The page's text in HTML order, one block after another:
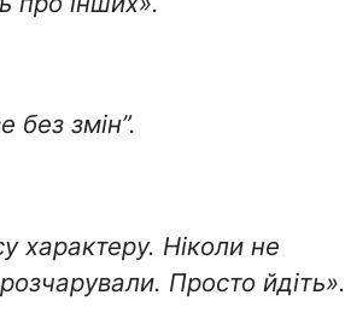
без змін”.
характеру. Ніколи не
Просто йдіть».